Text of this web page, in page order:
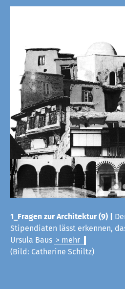
1_Fragen zur Architektur (9) |
Stipendiaten lässt erkennen,
Ursula Baus > mehr
(Bild: Catherine Schiltz)